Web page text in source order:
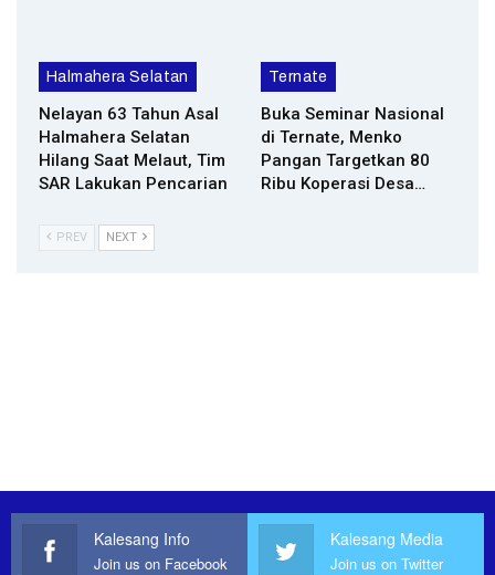
Halmahera Selatan
Nelayan 63 Tahun Asal
Halmahera Selatan
Hilang Saat Melaut, Tim
SAR Lakukan Pencarian
Ternate
Buka Seminar Nasional
di Ternate, Menko
Pangan Targetkan 80
Ribu Koperasi Desa…
PREV NEXT
Kalesang Info
Join us on Facebook
Kalesang Media
Join us on Twitter